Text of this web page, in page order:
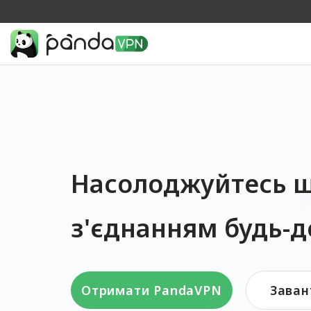
Насолоджуйтесь
з'єднанням будь-
Отримати PandaVPN